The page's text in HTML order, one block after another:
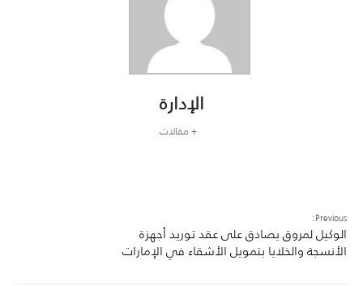
الإدارة
+ مقالات
Previous:
الوكيل لمروق يصادق على عقد توريد أجهزة
الأنسجة والخلايا بتمويل الأشقاء في الإمارات